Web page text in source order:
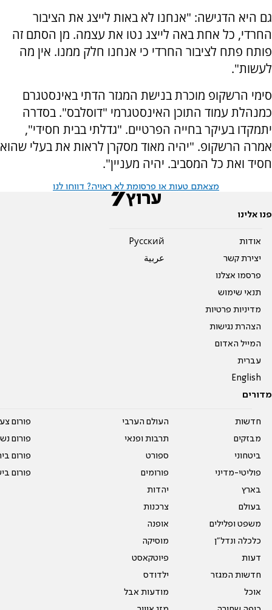
גם היא הדגישה: "אנחנו לא באות לייצג את הציבור
החרדי, כל אחת באה לייצג נטו את עצמה. מן הסתם זה
פותח פתח לציבור החרדי כי אנחנו חלק ממנו. אין מה
לעשות".
סימי הרשקופ מוכרת בנישת המגזר הדתי באינסטגרם
כמנהלת עמוד התוכן האינסטגרמי "דוסלבס". בסדרה
יתמקדו בעיקר בחייה הפרטיים. "גדלתי בבית חסידי",
אמרה הרשקופ. "יהיה מאוד מסקרן לראות את בעלי שהוא
חסיד ואת כל המסביב. יהיה מעניין".
מצאתם טעות או פרסומת לא ראויה? דווחו לנו
פנו אלינו
אודות
יצירת קשר
פרסמו אצלנו
תנאי שימוש
מדיניות פרטיות
הצהרת נגישות
המייל האדום
עברית
English
Pусский
عربية
מדורים
חדשות
מבזקים
ביטחוני
פוליטי-מדיני
בארץ
בעולם
משפט ופלילים
כלכלה ונדל"ן
דעות
חדשות המגזר
אוכל
העולם הערבי
תרבות ופנאי
ספורט
פורומים
יהדות
צרכנות
אופנה
מוסיקה
פיוטקאסט
ילדודס
מודעות אבל
פורום
פורום
פורום
פורום